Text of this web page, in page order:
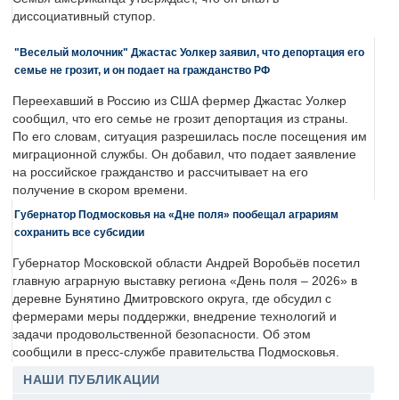
диссоциативный ступор.
"Веселый молочник" Джастас Уолкер заявил, что депортация его
семье не грозит, и он подает на гражданство РФ
Переехавший в Россию из США фермер Джастас Уолкер
сообщил, что его семье не грозит депортация из страны.
По его словам, ситуация разрешилась после посещения им
миграционной службы. Он добавил, что подает заявление
на российское гражданство и рассчитывает на его
получение в скором времени.
Губернатор Подмосковья на «Дне поля» пообещал аграриям
сохранить все субсидии
Губернатор Московской области Андрей Воробьёв посетил
главную аграрную выставку региона «День поля – 2026» в
деревне Бунятино Дмитровского округа, где обсудил с
фермерами меры поддержки, внедрение технологий и
задачи продовольственной безопасности. Об этом
сообщили в пресс-службе правительства Подмосковья.
НАШИ ПУБЛИКАЦИИ